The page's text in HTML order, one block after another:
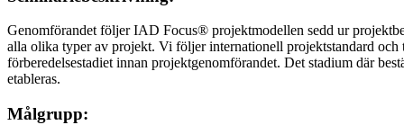
Genomförandet följer IAD Focus® projektmodellen sedd ur
alla olika typer av projekt. Vi följer internationell projektstandard
förberedelsestadiet innan projektgenomförandet. Det stadium där
etableras.
Målgrupp: